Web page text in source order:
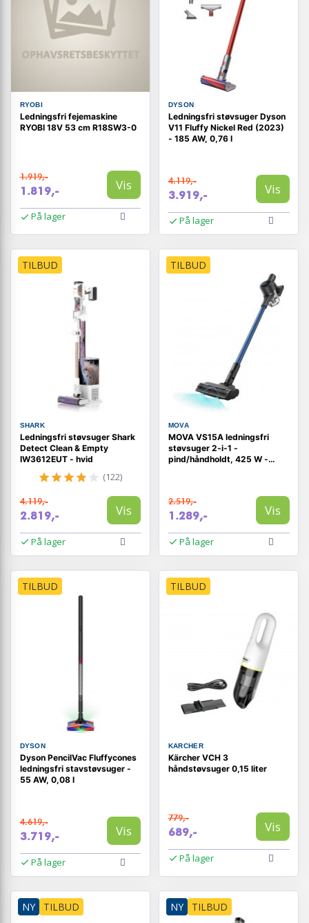
RYOBI
Ledningsfri fejemaskine
RYOBI 18V 53 cm R18SW3-0
1.919,-
1.819,- Vis
På lager
DYSON
Ledningsfri støvsuger Dyson
V11 Fluffy Nickel Red (2023)
- 185 AW, 0,76 l
4.119,-
3.919,- Vis
På lager
TILBUD
SHARK
Ledningsfri støvsuger Shark
Detect Clean & Empty
IW3612EUT - hvid
(122)
4.119,-
2.819,- Vis
På lager
TILBUD
MOVA
MOVA VS15A ledningsfri
støvsuger 2‑i‑1 -
pind/håndholdt, 425 W -
2.519,-
1.289,- Vis
På lager
TILBUD
DYSON
Dyson PencilVac Fluffycones
ledningsfri stavstøvsuger -
55 AW, 0,08 l
4.619,-
3.719,- Vis
På lager
TILBUD
KARCHER
Kärcher VCH 3
håndstøvsuger 0,15 liter
779,-
689,- Vis
På lager
NY TILBUD NY TILBUD